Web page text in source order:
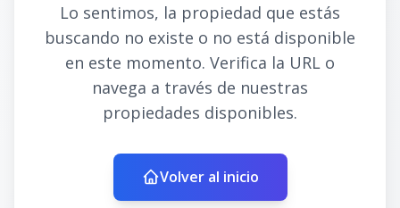
Lo sentimos, la propiedad que estás
buscando no existe o no está disponible
en este momento. Verifica la URL o
navega a través de nuestras
propiedades disponibles.
Volver al inicio